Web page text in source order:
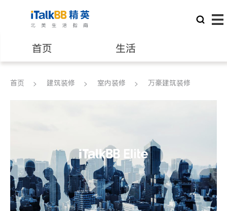
首页 生活
医生 律师
养老 非盈利组织
首页 建筑装修 室内装修 万豪建筑装修